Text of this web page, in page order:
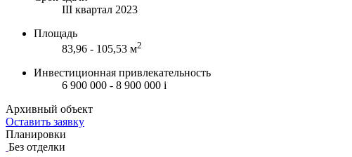
III квартал 2023
Площадь
83,96 - 105,53 м2
Инвестиционная привлекательность
6 900 000 - 8 900 000 i
Архивный объект
Оставить заявку
Планировки
Без отделки